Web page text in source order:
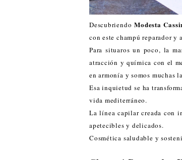
DescubriendoModesta
con este champú reparador
Para situaros un poco, la
atracción y química con el
en armonía y somos muchas
Esa inquietud se ha
vida mediterráneo.
La línea capilar creada con
apetecibles y delicados.
Cosmética saludable y